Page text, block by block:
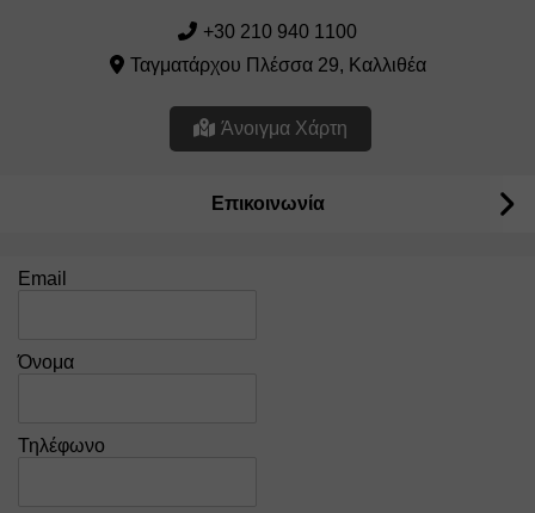
+30 210 940 1100
Ταγματάρχου Πλέσσα 29, Καλλιθέα
Άνοιγμα Χάρτη
Επικοινωνία
Email
Όνομα
Τηλέφωνο